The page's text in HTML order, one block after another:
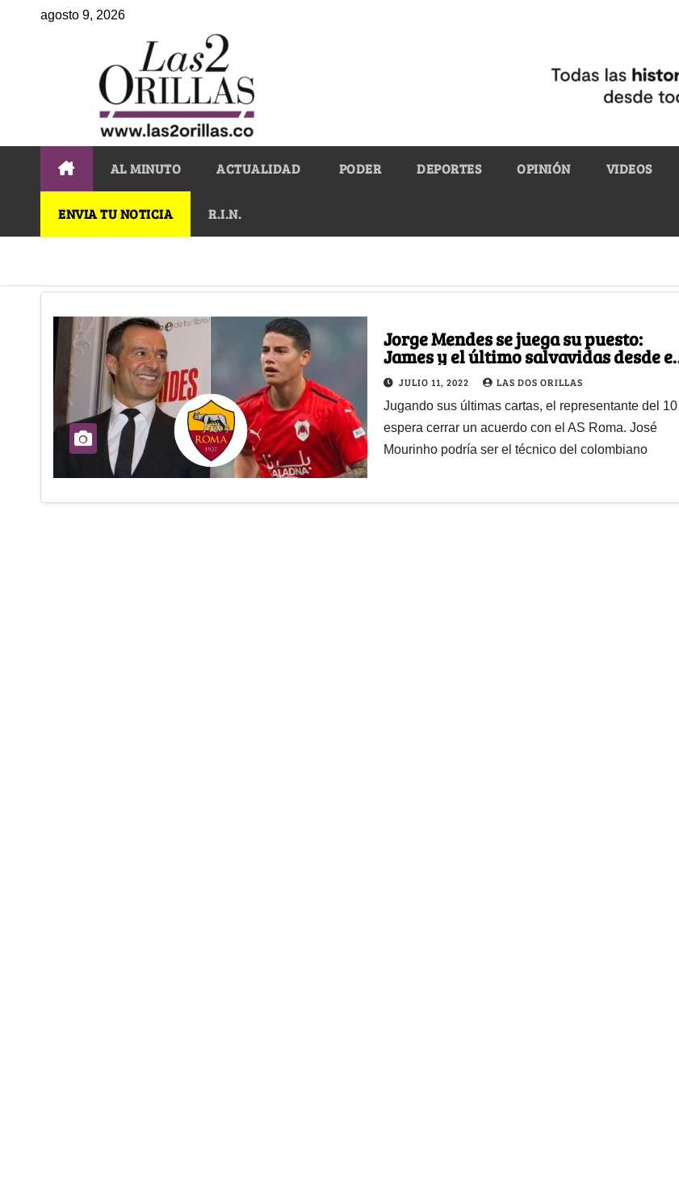
agosto 9, 2026
AL MINUTO ACTUALIDAD PODER DEPORTES OPINIÓN VIDEOS
ENVIA TU NOTICIA R.I.N.
Jorge Mendes se juega su puesto:
James y el último salvavidas desde el
fútbol italiano
JULIO 11, 2022 LAS DOS ORILLAS
Jugando sus últimas cartas, el representante del 10
espera cerrar un acuerdo con el AS Roma. José
Mourinho podría ser el técnico del colombiano